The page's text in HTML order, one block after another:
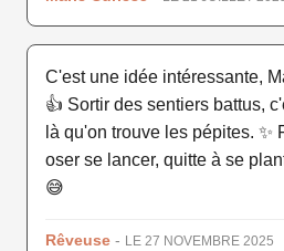
C'est une idée intéressante,
👍 Sortir des sentiers battus,
là qu'on trouve les pépites. ✨
oser se lancer, quitte à se
😅
Rêveuse - LE 27 NOVEMBRE 2025